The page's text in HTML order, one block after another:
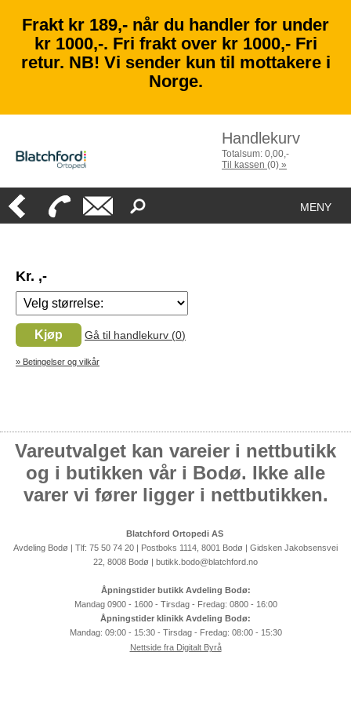
Frakt kr 189,- når du handler for under
kr 1000,-. Fri frakt over kr 1000,- Fri
retur. NB! Vi sender kun til mottakere i
Norge.
Handlekurv
Totalsum: 0,00,-
Til kassen (0) »
MENY
Kr. ,-
Kjøp Gå til handlekurv (0)
» Betingelser og vilkår
Vareutvalget kan vareier i nettbutikk
og i butikken vår i Bodø. Ikke alle
varer vi fører ligger i nettbutikken.
Blatchford Ortopedi AS
Avdeling Bodø | Tlf: 75 50 74 20 | Postboks 1114, 8001 Bodø | Gidsken Jakobsensvei
22, 8008 Bodø | butikk.bodo@blatchford.no
Åpningstider butikk Avdeling Bodø:
Mandag 0900 - 1600 - Tirsdag - Fredag: 0800 - 16:00
Åpningstider klinikk Avdeling Bodø:
Mandag: 09:00 - 15:30 - Tirsdag - Fredag: 08:00 - 15:30
Nettside fra Digitalt Byrå